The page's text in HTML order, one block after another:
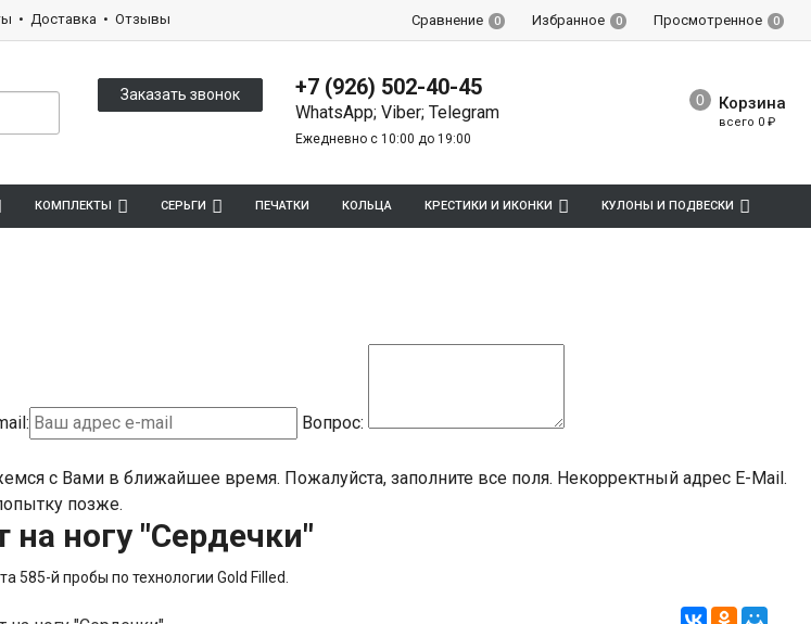
Доставка Отзывы Сравнение 0 Избранное 0 Просмотренное 0
Заказать звонок +7 (926) 502-40-45
WhatsApp; Viber; Telegram
Ежедневно с 10:00 до 19:00
Корзина
всего 0 ₽
КОМПЛЕКТЫ СЕРЬГИ ПЕЧАТКИ КОЛЬЦА КРЕСТИКИ И ИКОНКИ КУЛОНЫ И ПОДВЕСКИ
Вопрос:
с Вами в ближайшее время. Пожалуйста, заполните все поля. Некорректный адрес E-Mail.
позже.
ногу "Сердечки"
585-й пробы по технологии Gold Filled.